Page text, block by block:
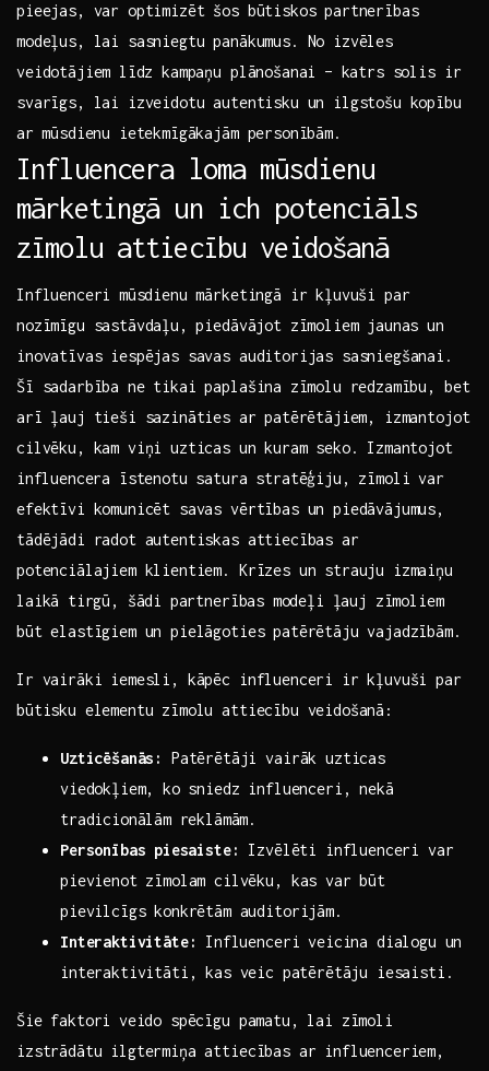
pieejas, var optimizēt šos būtiskos partnerības
modeļus, lai sasniegtu panākumus. No izvēles
veidotājiem ⁤līdz kampaņu plānošanai ⁢– katrs solis ir‍
svarīgs, lai​ izveidotu ‌autentisku un‌ ilgstošu‌ kopību
ar ⁢mūsdienu ietekmīgākajām personībām.
Influencera ​loma mūsdienu ​
mārketingā un ich potenciāls
zīmolu‌ attiecību ‌veidošanā
Influenceri ⁤mūsdienu mārketingā‌ ir kļuvuši par
nozīmīgu sastāvdaļu,⁣ piedāvājot​ zīmoliem ‌jaunas un
inovatīvas‍ iespējas savas auditorijas sasniegšanai.
Šī‍ sadarbība ne tikai paplašina ⁢zīmolu redzamību, bet⁤
arī ļauj tieši sazināties⁢ ar ‍patērētājiem, ​izmantojot‍
cilvēku, kam viņi‌ uzticas un ⁤kuram seko. Izmantojot
⁢influencera īstenotu satura stratēģiju, zīmoli⁢ var
efektīvi komunicēt​ savas vērtības un piedāvājumus,
tādējādi radot autentiskas attiecības ar
potenciālajiem klientiem. Krīzes un strauju izmaiņu
laikā⁢ tirgū, šādi ⁤partnerības⁢ modeļi ļauj zīmoliem
būt elastīgiem un pielāgoties ‌patērētāju vajadzībām.
Ir vairāki iemesli, kāpēc ‍influenceri ir ​kļuvuši par
būtisku elementu ‍zīmolu attiecību veidošanā:
Uzticēšanās:
Patērētāji vairāk ‍uzticas
viedokļiem, ko⁢ sniedz ‌influenceri, nekā
tradicionālām ⁣reklāmām.
Personības ⁣piesaiste:
Izvēlēti influenceri​ var
pievienot zīmolam cilvēku, kas ‍var‍ būt
pievilcīgs konkrētām auditorijām.
Interaktivitāte:
⁢Influenceri veicina dialogu un
interaktivitāti, kas‍ veic⁢ patērētāju iesaisti.
Šie faktori ⁤veido spēcīgu pamatu,‌ lai ​zīmoli
izstrādātu ilgtermiņa attiecības ar influenceriem,